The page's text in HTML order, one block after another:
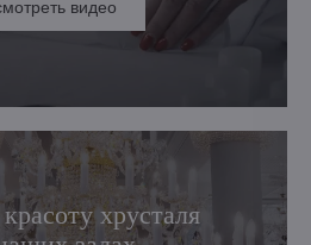
видео
хрусталя